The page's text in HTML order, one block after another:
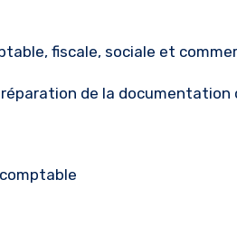
fiscale, sociale et
de la